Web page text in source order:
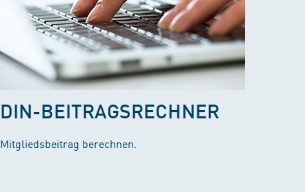
DIN-BEITRAGSRECHNER
Mitgliedsbeitrag berechnen.